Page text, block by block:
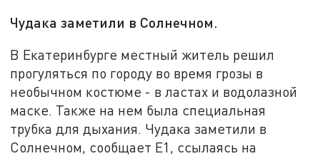
Чудака заметили в Солнечном.
В Екатеринбурге местный житель решил
прогуляться по городу во время грозы в
необычном костюме - в ластах и водолазной
маске. Также на нем была специальная
трубка для дыхания. Чудака заметили в
Солнечном, сообщает Е1, ссылаясь на